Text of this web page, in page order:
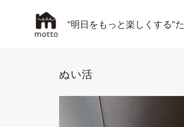
"明日をもっと楽しくする"
ぬい活